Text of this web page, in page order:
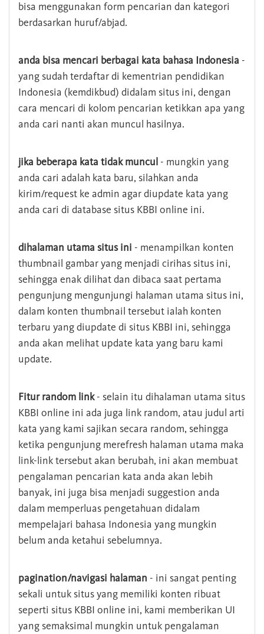
bisa menggunakan form pencarian dan kategori
berdasarkan huruf/abjad.
anda bisa mencari berbagai kata bahasa Indonesia -
yang sudah terdaftar di kementrian pendidikan
Indonesia (kemdikbud) didalam situs ini, dengan
cara mencari di kolom pencarian ketikkan apa yang
anda cari nanti akan muncul hasilnya.
jika beberapa kata tidak muncul - mungkin yang
anda cari adalah kata baru, silahkan anda
kirim/request ke admin agar diupdate kata yang
anda cari di database situs KBBI online ini.
dihalaman utama situs ini - menampilkan konten
thumbnail gambar yang menjadi cirihas situs ini,
sehingga enak dilihat dan dibaca saat pertama
pengunjung mengunjungi halaman utama situs ini,
dalam konten thumbnail tersebut ialah konten
terbaru yang diupdate di situs KBBI ini, sehingga
anda akan melihat update kata yang baru kami
update.
Fitur random link- selain itu dihalaman utama situs
KBBI online ini ada juga link random, atau judul arti
kata yang kami sajikan secara random, sehingga
ketika pengunjung merefresh halaman utama maka
link-link tersebut akan berubah, ini akan membuat
pengalaman pencarian kata anda akan lebih
banyak, ini juga bisa menjadi suggestion anda
dalam memperluas pengetahuan didalam
mempelajari bahasa Indonesia yang mungkin
belum anda ketahui sebelumnya.
pagination/navigasi halaman - ini sangat penting
sekali untuk situs yang memiliki konten ribuat
seperti situs KBBI online ini, kami memberikan UI
yang semaksimal mungkin untuk pengalaman